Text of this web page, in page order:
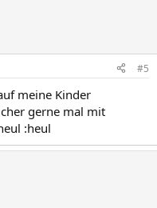
#5
meine Kinder
gerne mal mit
:heul